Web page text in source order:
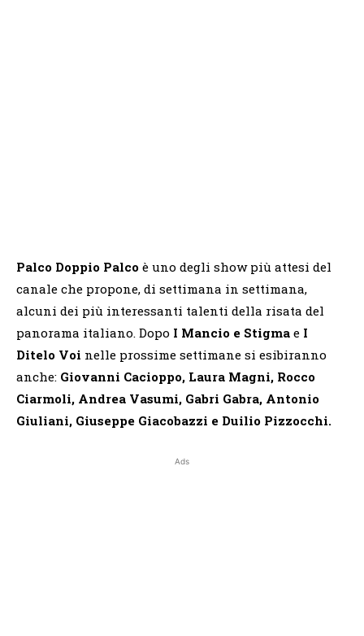
Palco Doppio Palco è uno degli show più attesi del
canale che propone, di settimana in settimana,
alcuni dei più interessanti talenti della risata del
panorama italiano. Dopo I Mancio e Stigma e I
Ditelo Voi nelle prossime settimane si esibiranno
anche: Giovanni Cacioppo, Laura Magni, Rocco
Ciarmoli, Andrea Vasumi, Gabri Gabra, Antonio
Giuliani, Giuseppe Giacobazzi e Duilio Pizzocchi.
Ads